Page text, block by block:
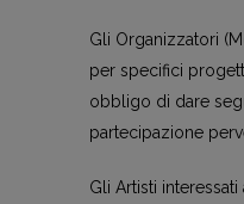
Gli Organizzatori
per specifici
obbligo di dare
partecipazione
Gli Artisti